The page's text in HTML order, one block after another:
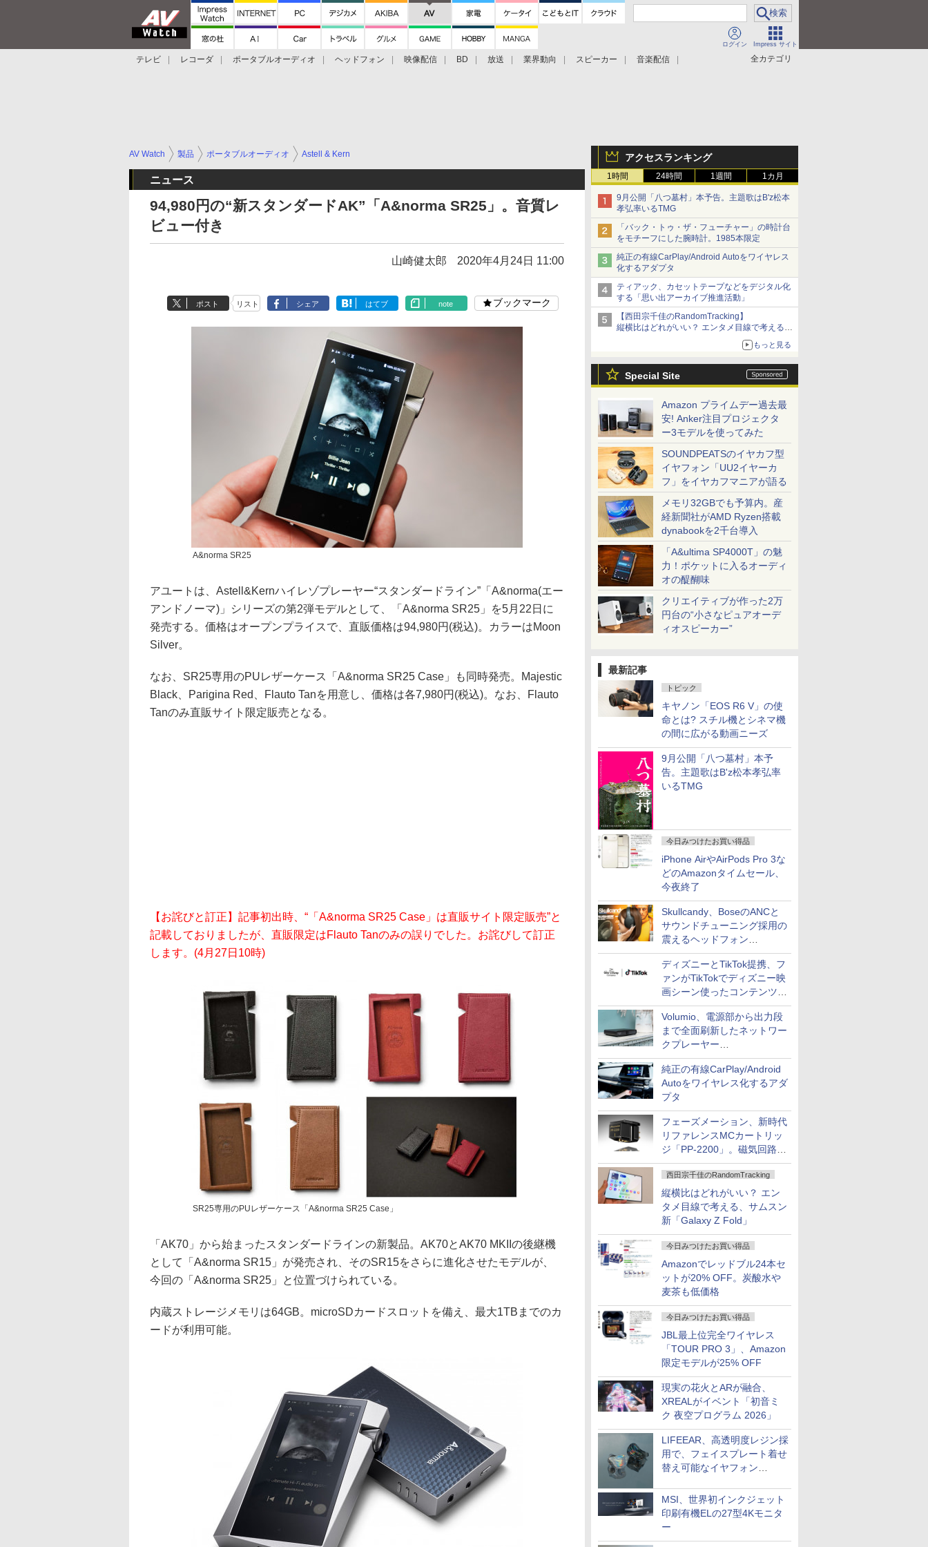
ログイン Impress サイト
全カテゴリ
テレビ レコーダ ポータブルオーディオ ヘッドフォン 映像配信 BD 放送 業界動向 スピーカー
音楽配信
アクセスランキング
1時間 24時間 1週間 1カ月
9月公開「八つ墓村」本予告。主題歌はB'z松本
孝弘率いるTMG
「バック・トゥ・ザ・フューチャー」の時計台
をモチーフにした腕時計。1985本限定
純正の有線CarPlay/Android Autoをワイヤレス
化するアダプタ
ティアック、カセットテープなどをデジタル化
する「思い出アーカイブ推進活動」
【西田宗千佳のRandomTracking】
縦横比はどれがいい？ エンタメ目線で考える、
もっと見る
Special Site
Amazon プライムデー過去最
安! Anker注目プロジェクタ
ー3モデルを使ってみた
SOUNDPEATSのイヤカフ型
イヤフォン「UU2イヤーカ
フ」をイヤカフマニアが語る
メモリ32GBでも予算内。産
経新聞社がAMD Ryzen搭載
dynabookを2千台導入
「A&ultima SP4000T」の魅
力！ポケットに入るオーディ
オの醍醐味
クリエイティブが作った2万
円台の“小さなピュアオーデ
ィオスピーカー”
最新記事
トピック
キヤノン「EOS R6 V」の使
命とは? スチル機とシネマ機
の間に広がる動画ニーズ
9月公開「八つ墓村」本予
告。主題歌はB'z松本孝弘率
いるTMG
今日みつけたお買い得品
iPhone AirやAirPods Pro 3な
どのAmazonタイムセール、
今夜終了
Skullcandy、BoseのANCと
サウンドチューニング採用の
震えるヘッドフォン
「Crusher 1080 ANC」
ディズニーとTikTok提携、フ
ァンがTikTokでディズニー映
画シーン使ったコンテンツ制
作、Disney+にも配信
Volumio、電源部から出力段
まで全面刷新したネットワー
クプレーヤー
「Primo（2026）」
純正の有線CarPlay/Android
Autoをワイヤレス化するアダ
プタ
フェーズメーション、新時代
リファレンスMCカートリッ
ジ「PP-2200」。磁気回路や
ハウジングを根本から見直し
西田宗千佳のRandomTracking
縦横比はどれがいい？ エン
タメ目線で考える、サムスン
新「Galaxy Z Fold」
今日みつけたお買い得品
Amazonでレッドブル24本セ
ットが20% OFF。炭酸水や
麦茶も低価格
今日みつけたお買い得品
JBL最上位完全ワイヤレス
「TOUR PRO 3」、Amazon
限定モデルが25% OFF
現実の花火とARが融合、
XREALがイベント「初音ミ
ク 夜空プログラム 2026」
LIFEEAR、高透明度レジン採
用で、フェイスプレート着せ
替え可能なイヤフォン
MSI、世界初インクジェット
印刷有機ELの27型4Kモニタ
ー
AV Watch 製品 ポータブルオーディオ Astell & Kern
ニュース
94,980円の“新スタンダードAK”「A&norma SR25」。音質レ
ビュー付き
山崎健太郎 2020年4月24日 11:00
ポスト リスト シェア はてブ note ブックマーク
A&norma SR25
アユートは、Astell&Kernハイレゾプレーヤー“スタンダードライン”「A&norma(エー
アンドノーマ)」シリーズの第2弾モデルとして、「A&norma SR25」を5月22日に
発売する。価格はオープンプライスで、直販価格は94,980円(税込)。カラーはMoon
Silver。
なお、SR25専用のPUレザーケース「A&norma SR25 Case」も同時発売。Majestic
Black、Parigina Red、Flauto Tanを用意し、価格は各7,980円(税込)。なお、Flauto
Tanのみ直販サイト限定販売となる。
【お詫びと訂正】記事初出時、“「A&norma SR25 Case」は直販サイト限定販売”と
記載しておりましたが、直販限定はFlauto Tanのみの誤りでした。お詫びして訂正
します。(4月27日10時)
SR25専用のPUレザーケース「A&norma SR25 Case」
「AK70」から始まったスタンダードラインの新製品。AK70とAK70 MKIIの後継機
として「A&norma SR15」が発売され、そのSR15をさらに進化させたモデルが、
今回の「A&norma SR25」と位置づけられている。
内蔵ストレージメモリは64GB。microSDカードスロットを備え、最大1TBまでのカ
ードが利用可能。